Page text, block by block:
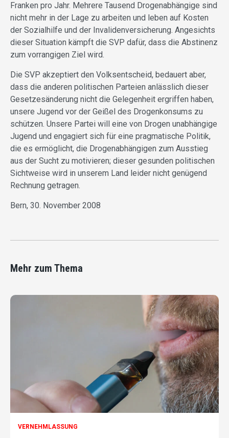
Franken pro Jahr. Mehrere Tausend Drogenabhängige sind
nicht mehr in der Lage zu arbeiten und leben auf Kosten
der Sozialhilfe und der Invalidenversicherung. Angesichts
dieser Situation kämpft die SVP dafür, dass die Abstinenz
zum vorrangigen Ziel wird.
Die SVP akzeptiert den Volksentscheid, bedauert aber,
dass die anderen politischen Parteien anlässlich dieser
Gesetzesänderung nicht die Gelegenheit ergriffen haben,
unsere Jugend vor der Geißel des Drogenkonsums zu
schützen. Unsere Partei will eine von Drogen unabhängige
Jugend und engagiert sich für eine pragmatische Politik,
die es ermöglicht, die Drogenabhängigen zum Ausstieg
aus der Sucht zu motivieren; dieser gesunden politischen
Sichtweise wird in unserem Land leider nicht genügend
Rechnung getragen.
Bern, 30. November 2008
Mehr zum Thema
VERNEHMLASSUNG